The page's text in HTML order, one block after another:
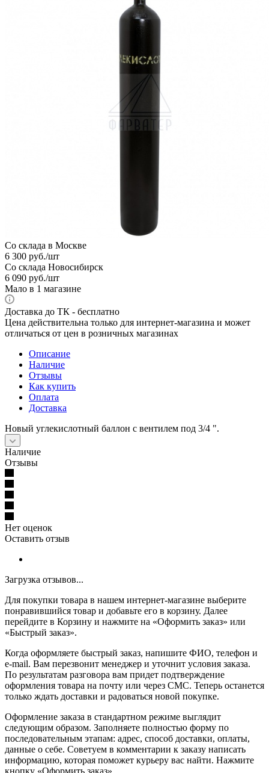
Со склада в Москве
6 300 руб./шт
Со склада Новосибирск
6 090 руб./шт
Мало в 1 магазине
Доставка до ТК - бесплатно
Цена действительна только для интернет-магазина и может
отличаться от цен в розничных магазинах
Описание
Наличие
Отзывы
Как купить
Оплата
Доставка
Новый углекислотный баллон с вентилем под 3/4 ".
Наличие
Отзывы
Нет оценок
Оставить отзыв
Загрузка отзывов...
Для покупки товара в нашем интернет-магазине выберите
понравившийся товар и добавьте его в корзину. Далее
перейдите в Корзину и нажмите на «Оформить заказ» или
«Быстрый заказ».
Когда оформляете быстрый заказ, напишите ФИО, телефон и
e-mail. Вам перезвонит менеджер и уточнит условия заказа.
По результатам разговора вам придет подтверждение
оформления товара на почту или через СМС. Теперь останется
только ждать доставки и радоваться новой покупке.
Оформление заказа в стандартном режиме выглядит
следующим образом. Заполняете полностью форму по
последовательным этапам: адрес, способ доставки, оплаты,
данные о себе. Советуем в комментарии к заказу написать
информацию, которая поможет курьеру вас найти. Нажмите
кнопку «Оформить заказ».